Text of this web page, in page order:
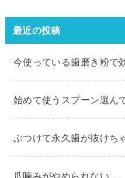
最近の投稿
今使っている歯磨き粉で
始めて使うスプーン選ん
ぶつけて永久歯が抜けち
爪噛みがやめられない…